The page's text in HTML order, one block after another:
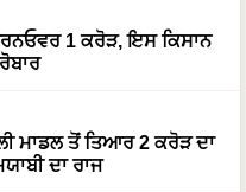
1 ਕਰੋੜ, ਇਸ ਕਿਸਾਨ
ਮਾਡਲ ਤੋਂ ਤਿਆਰ 2 ਕਰੋੜ ਦਾ
ਦਾ ਰਾਜ